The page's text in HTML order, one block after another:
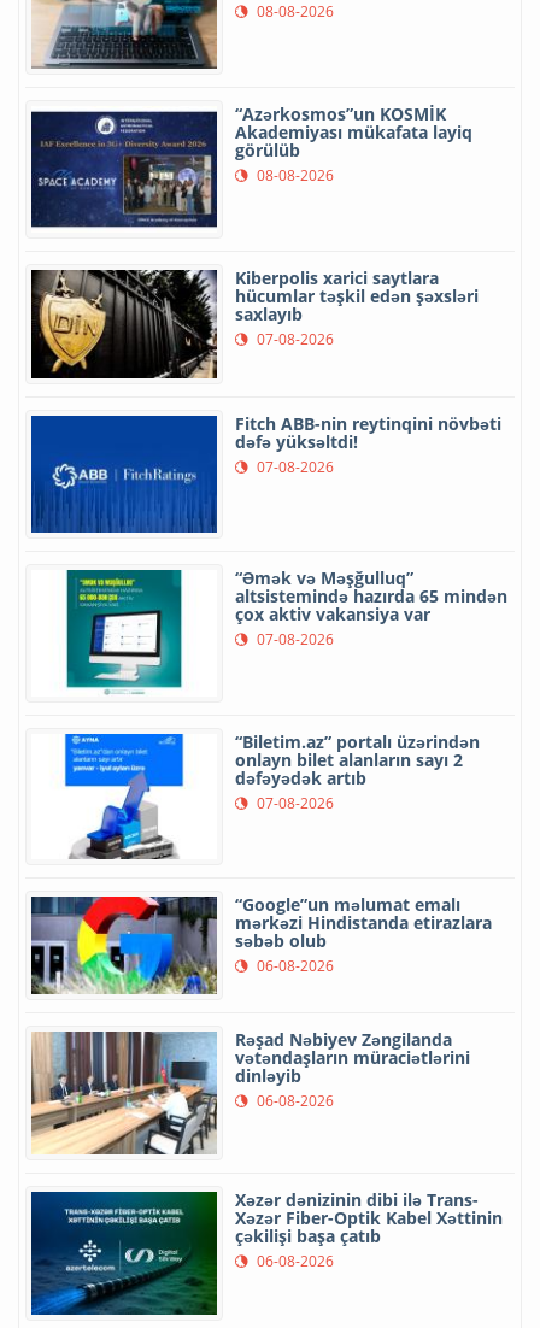
08-08-2026
“Azərkosmos”un KOSMİK
Akademiyası mükafata layiq
görülüb
08-08-2026
Kiberpolis xarici saytlara
hücumlar təşkil edən şəxsləri
saxlayıb
07-08-2026
Fitch ABB-nin reytinqini növbəti
dəfə yüksəltdi!
07-08-2026
“Əmək və Məşğulluq”
altsistemində hazırda 65 mindən
çox aktiv vakansiya var
07-08-2026
“Biletim.az” portalı üzərindən
onlayn bilet alanların sayı 2
dəfəyədək artıb
07-08-2026
“Google”un məlumat emalı
mərkəzi Hindistanda etirazlara
səbəb olub
06-08-2026
Rəşad Nəbiyev Zəngilanda
vətəndaşların müraciətlərini
dinləyib
06-08-2026
Xəzər dənizinin dibi ilə Trans-
Xəzər Fiber-Optik Kabel Xəttinin
çəkilişi başa çatıb
06-08-2026